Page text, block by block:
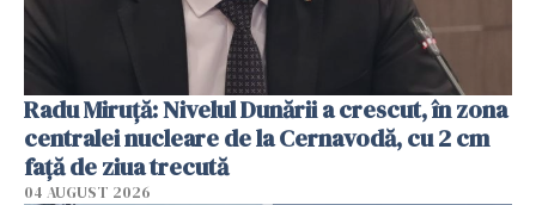
Radu Miruţă: Nivelul Dunării a crescut, în zona
centralei nucleare de la Cernavodă, cu 2 cm
faţă de ziua trecută
04 AUGUST 2026